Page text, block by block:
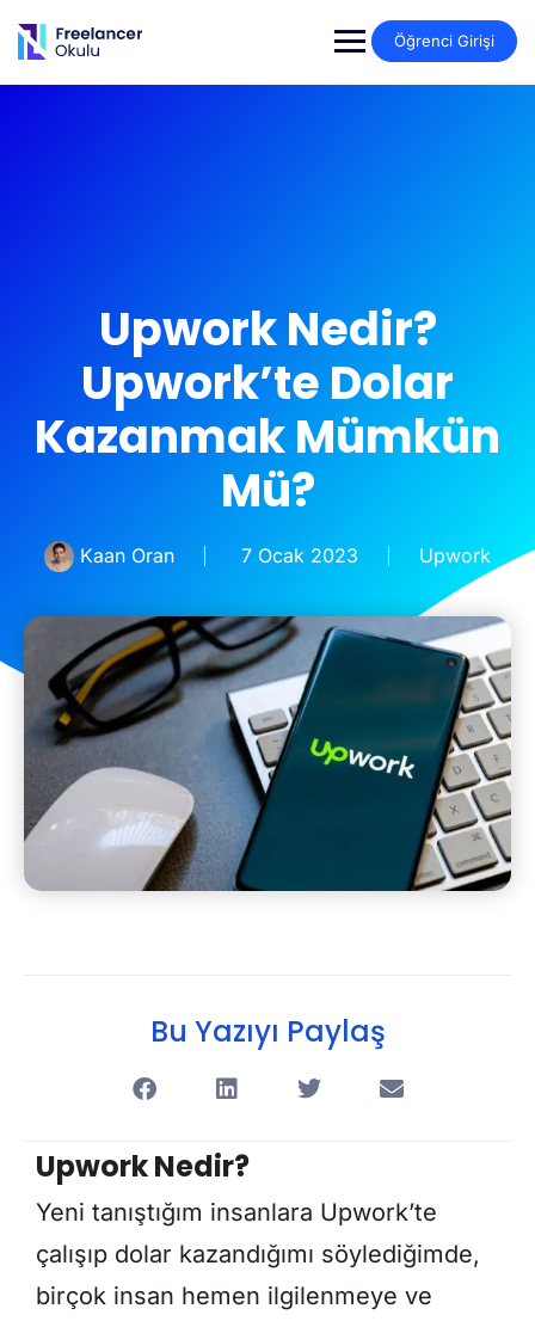
Öğrenci Girişi
Upwork Nedir?
Upwork’te Dolar
Kazanmak Mümkün
Mü?
Kaan Oran 7 Ocak 2023 Upwork
Bu Yazıyı Paylaş
Upwork Nedir?
Yeni tanıştığım insanlara Upwork’te
çalışıp dolar kazandığımı söylediğimde,
birçok insan hemen ilgilenmeye ve